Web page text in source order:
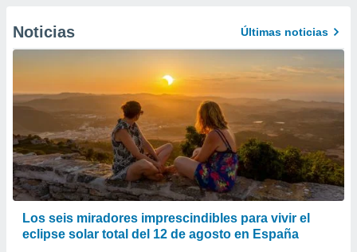
Noticias Últimas noticias
Los seis miradores imprescindibles para vivir el
eclipse solar total del 12 de agosto en España